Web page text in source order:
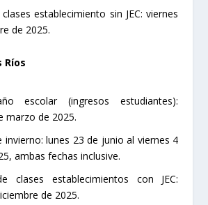
establecimiento sin JEC: viernes
de 2025.
Ríos
escolar (ingresos estudiantes):
marzo de 2025.
invierno: lunes 23 de junio al viernes 4
ambas fechas inclusive.
clases establecimientos con JEC:
de 2025.